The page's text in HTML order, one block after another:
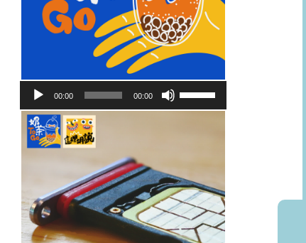
播
放
00:00 00:00
鍵
以
提
高